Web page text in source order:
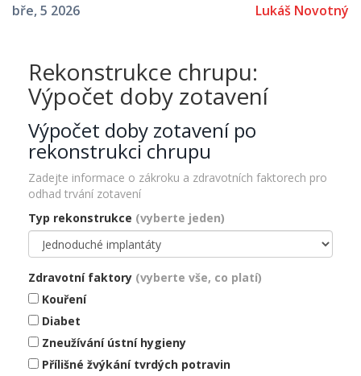
bře, 5 2026 Lukáš Novotný
Rekonstrukce chrupu:
Výpočet doby zotavení
Výpočet doby zotavení po
rekonstrukci chrupu
Zadejte informace o zákroku a zdravotních faktorech pro
odhad trvání zotavení
Typ rekonstrukce (vyberte jeden)
Zdravotní faktory (vyberte vše, co platí)
Kouření
Diabet
Zneužívání ústní hygieny
Přílišné žvýkání tvrdých potravin